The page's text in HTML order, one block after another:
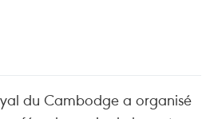
du Cambodge a organisé